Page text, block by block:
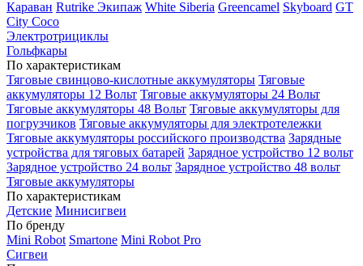
Караван Rutrike Экипаж White Siberia Greencamel Skyboard GT
City Coco
Электротрициклы
Гольфкары
По характеристикам
Тяговые свинцово-кислотные аккумуляторы Тяговые
аккумуляторы 12 Вольт Тяговые аккумуляторы 24 Вольт
Тяговые аккумуляторы 48 Вольт Тяговые аккумуляторы для
погрузчиков Тяговые аккумуляторы для электротележки
Тяговые аккумуляторы российского производства Зарядные
устройства для тяговых батарей Зарядное устройство 12 вольт
Зарядное устройство 24 вольт Зарядное устройство 48 вольт
Тяговые аккумуляторы
По характеристикам
Детские Минисигвеи
По бренду
Mini Robot Smartone Mini Robot Pro
Сигвеи